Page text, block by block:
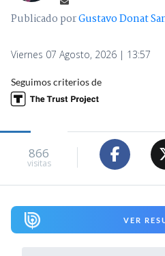
Publicado porGustavo Donat
Viernes 07 Agosto, 2026 | 13:57
Seguimos criterios de
866
visitas
VER